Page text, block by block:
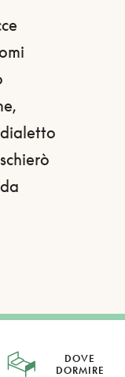
DOVE
DORMIRE